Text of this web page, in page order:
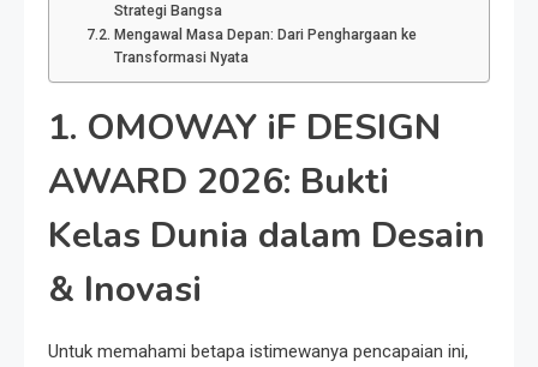
Strategi Bangsa
Mengawal Masa Depan: Dari Penghargaan ke
Transformasi Nyata
1. OMOWAY iF DESIGN
AWARD 2026: Bukti
Kelas Dunia dalam Desain
& Inovasi
Untuk memahami betapa istimewanya pencapaian ini,